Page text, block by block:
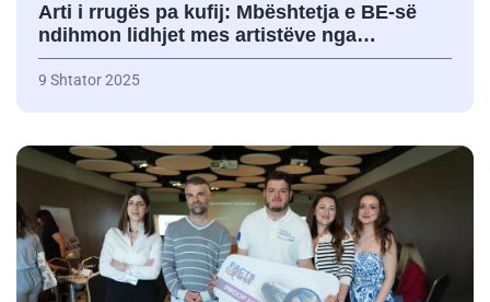
Arti i rrugës pa kufij: Mbështetja e BE-së
ndihmon lidhjet mes artistëve nga…
9 Shtator 2025